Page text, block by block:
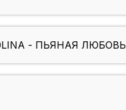
- ПЬЯНАЯ ЛЮБОВЬ